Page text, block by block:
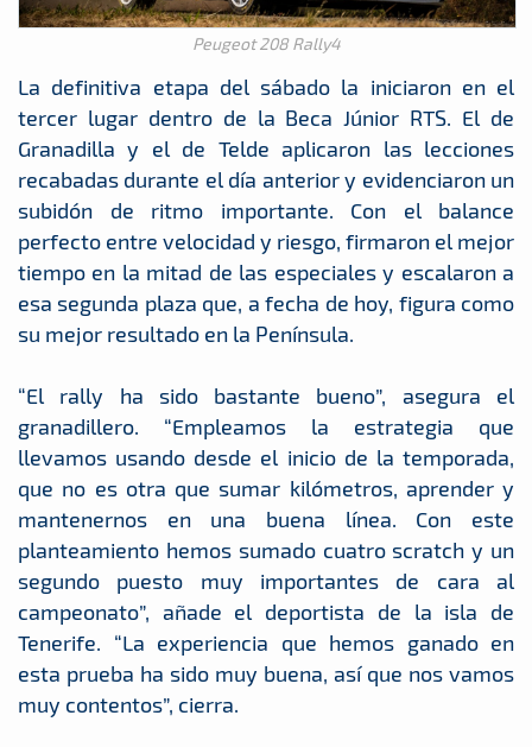
Peugeot 208 Rally4
La definitiva etapa del sábado la iniciaron en el
tercer lugar dentro de la Beca Júnior RTS. El de
Granadilla y el de Telde aplicaron las lecciones
recabadas durante el día anterior y evidenciaron un
subidón de ritmo importante. Con el balance
perfecto entre velocidad y riesgo, firmaron el mejor
tiempo en la mitad de las especiales y escalaron a
esa segunda plaza que, a fecha de hoy, figura como
su mejor resultado en la Península.
“El rally ha sido bastante bueno”, asegura el
granadillero. “Empleamos la estrategia que
llevamos usando desde el inicio de la temporada,
que no es otra que sumar kilómetros, aprender y
mantenernos en una buena línea. Con este
planteamiento hemos sumado cuatro scratch y un
segundo puesto muy importantes de cara al
campeonato”, añade el deportista de la isla de
Tenerife. “La experiencia que hemos ganado en
esta prueba ha sido muy buena, así que nos vamos
muy contentos”, cierra.